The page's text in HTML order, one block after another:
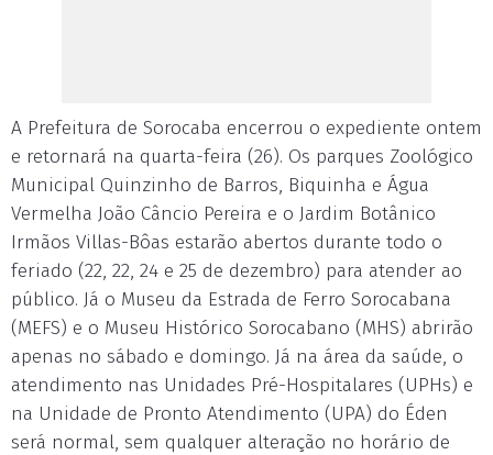
A Prefeitura de Sorocaba encerrou o expediente ontem
e retornará na quarta-feira (26). Os parques Zoológico
Municipal Quinzinho de Barros, Biquinha e Água
Vermelha João Câncio Pereira e o Jardim Botânico
Irmãos Villas-Bôas estarão abertos durante todo o
feriado (22, 22, 24 e 25 de dezembro) para atender ao
público. Já o Museu da Estrada de Ferro Sorocabana
(MEFS) e o Museu Histórico Sorocabano (MHS) abrirão
apenas no sábado e domingo. Já na área da saúde, o
atendimento nas Unidades Pré-Hospitalares (UPHs) e
na Unidade de Pronto Atendimento (UPA) do Éden
será normal, sem qualquer alteração no horário de